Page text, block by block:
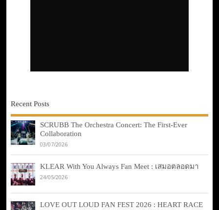
Recent Posts
SCRUBB The Orchestra Concert: The First-Ever
Collaboration
03/07/2026
KLEAR With You Always Fan Meet : เสมอตลอดมา
24/05/2026
LOVE OUT LOUD FAN FEST 2026 : HEART RACE